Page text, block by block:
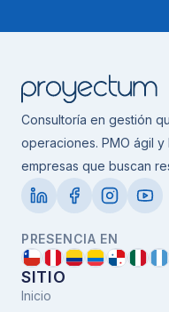
Consultoría en gestión
operaciones. PMO ágil y
empresas que buscan
PRESENCIA EN
SITIO
Inicio